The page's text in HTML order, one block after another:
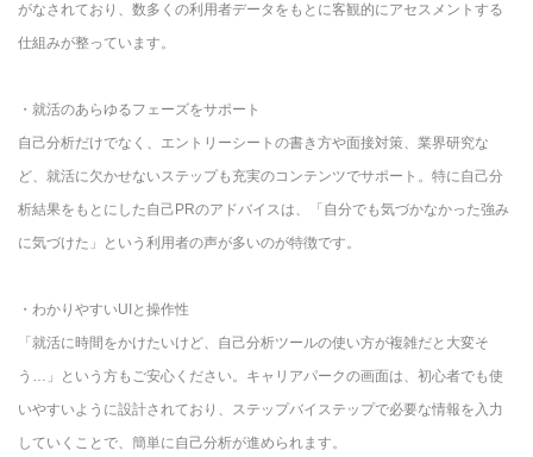
がなされており、数多くの利用者データをもとに客観的にアセスメントする
仕組みが整っています。
・就活のあらゆるフェーズをサポート
自己分析だけでなく、エントリーシートの書き方や面接対策、業界研究な
ど、就活に欠かせないステップも充実のコンテンツでサポート。特に自己分
析結果をもとにした自己PRのアドバイスは、「自分でも気づかなかった強み
に気づけた」という利用者の声が多いのが特徴です。
・わかりやすいUIと操作性
「就活に時間をかけたいけど、自己分析ツールの使い方が複雑だと大変そ
う…」という方もご安心ください。キャリアパークの画面は、初心者でも使
いやすいように設計されており、ステップバイステップで必要な情報を入力
していくことで、簡単に自己分析が進められます。